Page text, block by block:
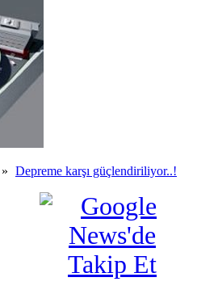
» Depreme karşı güçlendiriliyor..!